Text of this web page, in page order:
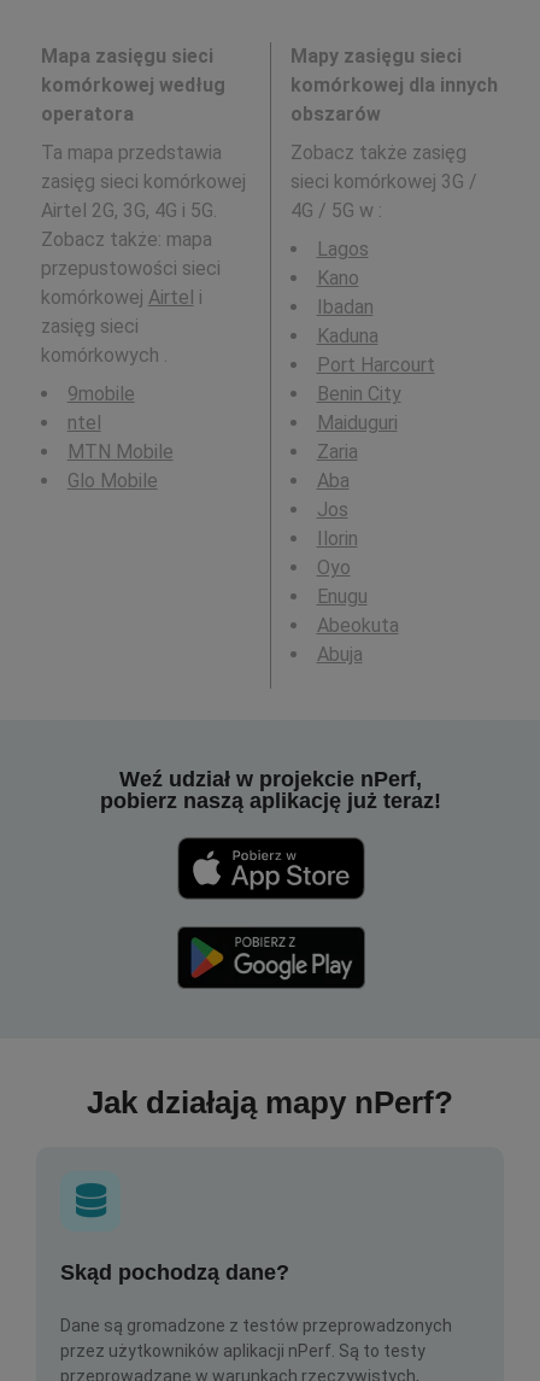
Mapa zasięgu sieci
komórkowej według
operatora
Ta mapa przedstawia
zasięg sieci komórkowej
Airtel 2G, 3G, 4G i 5G.
Zobacz także: mapa
przepustowości sieci
komórkowej Airtel i
zasięg sieci
komórkowych .
9mobile
ntel
MTN Mobile
Glo Mobile
Mapy zasięgu sieci
komórkowej dla innych
obszarów
Zobacz także zasięg
sieci komórkowej 3G /
4G / 5G w :
Lagos
Kano
Ibadan
Kaduna
Port Harcourt
Benin City
Maiduguri
Zaria
Aba
Jos
Ilorin
Oyo
Enugu
Abeokuta
Abuja
Weź udział w projekcie nPerf,
pobierz naszą aplikację już teraz!
Jak działają mapy nPerf?
Skąd pochodzą dane?
Dane są gromadzone z testów przeprowadzonych
przez użytkowników aplikacji nPerf. Są to testy
przeprowadzane w warunkach rzeczywistych,